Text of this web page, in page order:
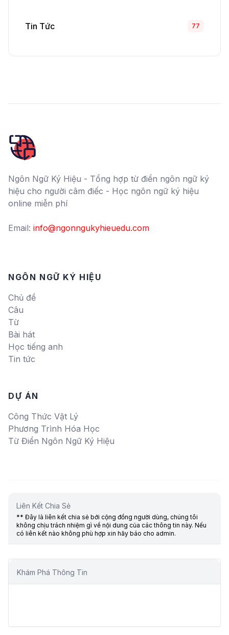
Tin Tức 77
Ngôn Ngữ Ký Hiệu - Tổng hợp từ điển ngôn ngữ ký
hiệu cho người câm điếc - Học ngôn ngữ ký hiệu
online miễn phí
Email: info@ngonngukyhieuedu.com
NGÔN NGỮ KÝ HIỆU
Chủ đề
Câu
Từ
Bài hát
Học tiếng anh
Tin tức
DỰ ÁN
Công Thức Vật Lý
Phương Trình Hóa Học
Từ Điển Ngôn Ngữ Ký Hiệu
Liên Kết Chia Sẻ
** Đây là liên kết chia sẻ bới cộng đồng người dùng, chúng tôi
không chịu trách nhiệm gì về nội dung của các thông tin này. Nếu
có liên kết nào không phù hợp xin hãy báo cho admin.
Khám Phá Thông Tin